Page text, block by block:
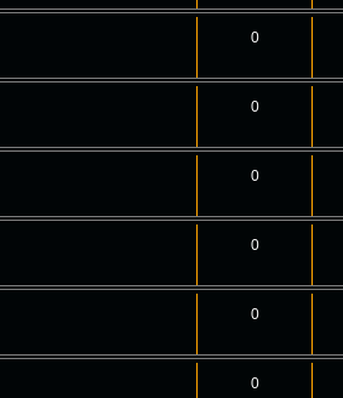
0
0
0
0
0
0